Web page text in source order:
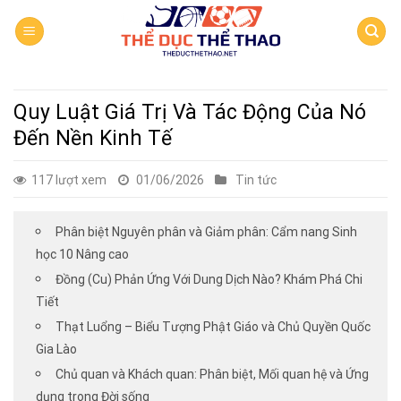
Quy Luật Giá Trị Và Tác Động Của Nó
Đến Nền Kinh Tế
117 lượt xem 01/06/2026 Tin tức
Phân biệt Nguyên phân và Giảm phân: Cẩm nang Sinh
học 10 Nâng cao
Đồng (Cu) Phản Ứng Với Dung Dịch Nào? Khám Phá Chi
Tiết
Thạt Luổng – Biểu Tượng Phật Giáo và Chủ Quyền Quốc
Gia Lào
Chủ quan và Khách quan: Phân biệt, Mối quan hệ và Ứng
dụng trong Đời sống